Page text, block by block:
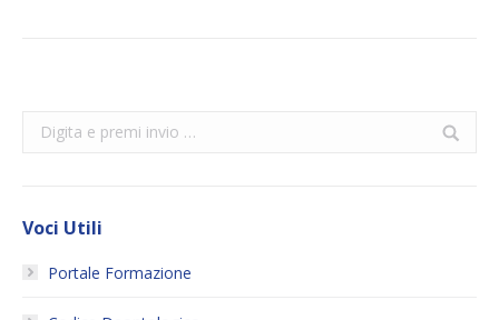
Search:
Voci Utili
Portale Formazione